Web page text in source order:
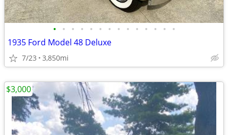
• • • • • • • • • • • • • •
1935 Ford Model 48 Deluxe
7/23 3,850mi
$3,000